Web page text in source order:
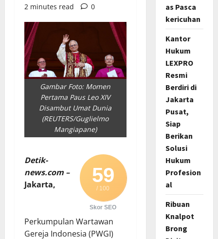
2 minutes read
0
Gambar Foto: Momen
Pertama Paus Leo XIV
Disambut Umat Dunia
(REUTERS/Guglielmo
Mangiapane)
59
/ 100
Skor SEO
Detik-
news.com –
Jakarta,
Perkumpulan Wartawan
Gereja Indonesia (PWGI)
as Pasca
kericuhan
Kantor
Hukum
LEXPRO
Resmi
Berdiri di
Jakarta
Pusat,
Siap
Berikan
Solusi
Hukum
Profesion
al
Ribuan
Knalpot
Brong